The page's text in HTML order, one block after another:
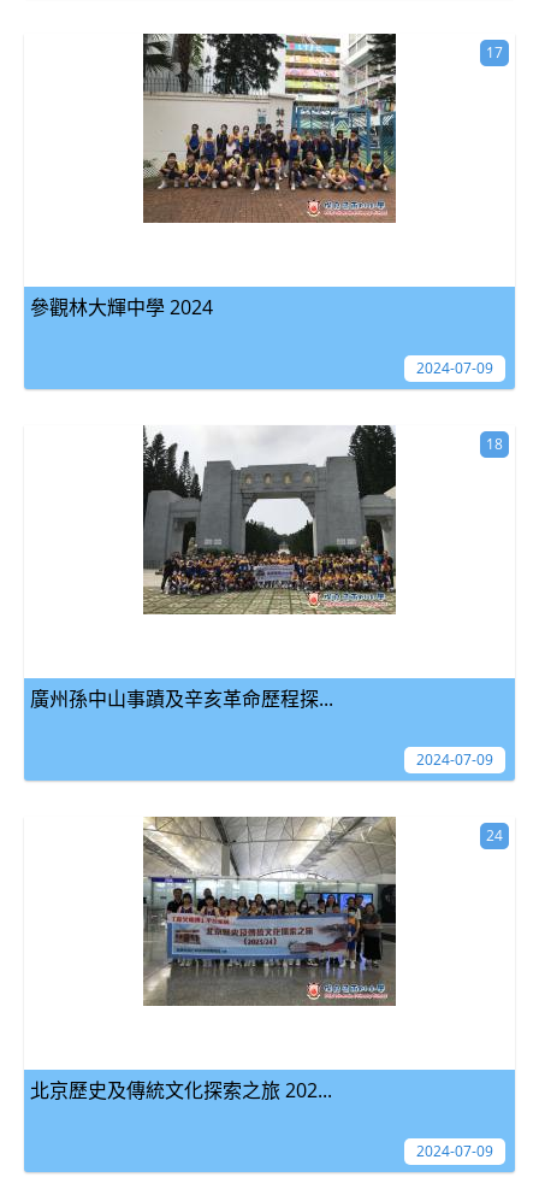
參觀林大輝中學 2024
17
2024-07-09
廣州孫中山事蹟及辛亥革命歷程探...
18
2024-07-09
北京歷史及傳統文化探索之旅 202...
24
2024-07-09